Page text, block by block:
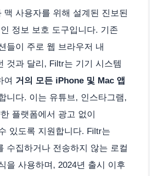
맥 사용자를 위해 설계된 진보된
정보 보호 도구입니다. 기존
들이 주로 웹 브라우저 내
것과 달리, Filtr는 기기 시스템
여 거의 모든 iPhone 및 Mac 앱
니다. 이는 유튜브, 인스타그램,
플랫폼에서 광고 없이
있도록 지원합니다. Filtr는
수집하거나 전송하지 않는 로컬
을 사용하며, 2024년 출시 이후